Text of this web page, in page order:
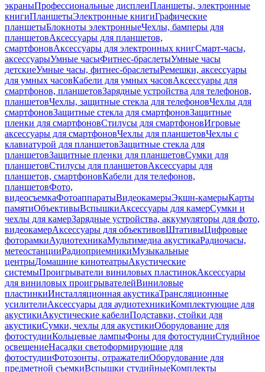
экраныПрофессиональные дисплеиПланшеты, электронные
книгиПланшетыЭлектронные книгиГрафические
планшетыБлокноты электронныеЧехлы, бамперы для
планшетовАксессуары для планшетов,
смартфоновАксессуары для электронных книгСмарт-часы,
аксессуарыУмные часыФитнес-браслетыУмные часы
детскиеУмные часы, фитнес-браслетыРемешки, аксессуары
для умных часовКабели для умных часовАксессуары для
смартфонов, планшетовЗарядные устройства для телефонов,
планшетовЧехлы, защитные стекла для телефоновЧехлы для
смартфоновЗащитные стекла для смартфоновЗащитные
пленки для смартфоновСтилусы для смартфоновИгровые
аксессуары для смартфоновЧехлы для планшетовЧехлы с
клавиатурой для планшетовЗащитные стекла для
планшетовЗащитные пленки для планшетовСумки для
планшетовСтилусы для планшетовАксессуары для
планшетов, смартфоновКабели для телефонов,
планшетовФото,
видеосъемкаФотоаппаратыВидеокамерыЭкшн-камерыКарты
памятиОбъективыВспышкиАксессуары для камерСумки и
чехлы для камерЗарядные устройства, аккумуляторы для фото,
видеокамерАксессуары для объективовШтативыЦифровые
фоторамкиАудиотехникаМультимедиа акустикаРадиочасы,
метеостанцииРадиоприемникиМузыкальные
центрыДомашние кинотеатрыАкустические
системыПроигрыватели виниловых пластинокАксессуары
для виниловых проигрывателейВиниловые
пластинкиИнсталляционная акустикаТрансляционные
усилителиАксессуары для аудиотехникиКомплектующие для
акустикиАкустические кабелиПодставки, стойки для
акустикиСумки, чехлы для акустикиОборудование для
фотостудииКольцевые лампыФоны для фотостудииСтудийное
освещениеНасадки светоформирующие для
фотостудииФотозонты, отражателиОборудование для
предметной съемкиВспышки студийныеКомплекты